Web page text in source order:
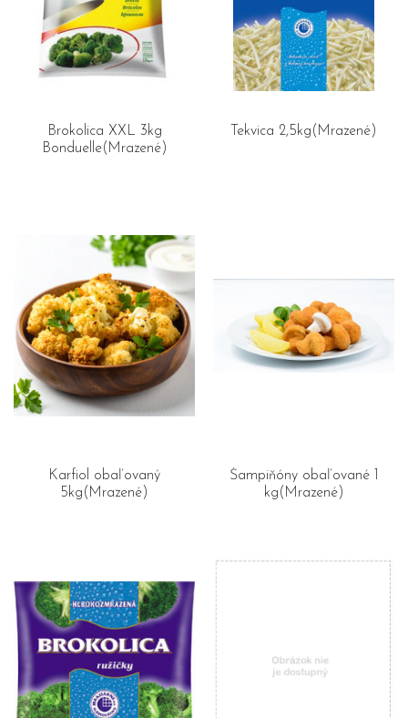
Brokolica XXL 3kg
Bonduelle(Mrazené)
Tekvica 2,5kg(Mrazené)
Karfiol obaľovaný
5kg(Mrazené)
Šampiňóny obaľované 1
kg(Mrazené)